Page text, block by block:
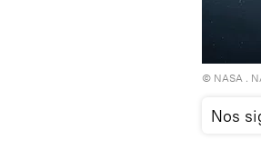
© NASA .
Nos